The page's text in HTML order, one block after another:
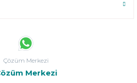
Çözüm Merkezi
Merkezi